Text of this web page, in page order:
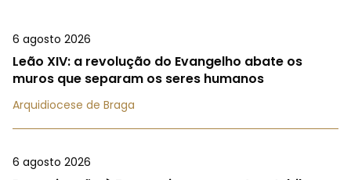
6 agosto 2026
Leão XIV: a revolução do Evangelho abate os
muros que separam os seres humanos
Arquidiocese de Braga
6 agosto 2026